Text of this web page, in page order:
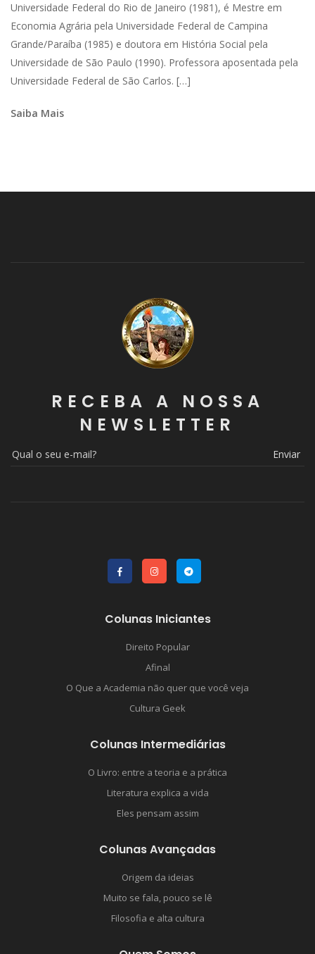
Universidade Federal do Rio de Janeiro (1981), é Mestre em
Economia Agrária pela Universidade Federal de Campina
Grande/Paraíba (1985) e doutora em História Social pela
Universidade de São Paulo (1990). Professora aposentada pela
Universidade Federal de São Carlos. […]
Saiba Mais
RECEBA A NOSSA
NEWSLETTER
Enviar
Colunas Iniciantes
Direito Popular
Afinal
O Que a Academia não quer que você veja
Cultura Geek
Colunas Intermediárias
O Livro: entre a teoria e a prática
Literatura explica a vida
Eles pensam assim
Colunas Avançadas
Origem da ideias
Muito se fala, pouco se lê
Filosofia e alta cultura